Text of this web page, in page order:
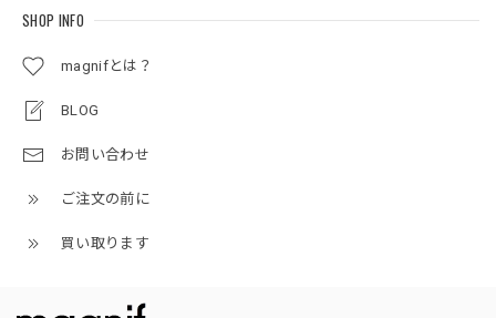
SHOP INFO
magnifとは？
BLOG
お問い合わせ
ご注文の前に
買い取ります